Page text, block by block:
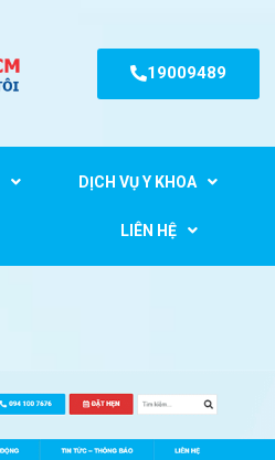
19009489
DỊCH VỤ Y KHOA
LIÊN HỆ